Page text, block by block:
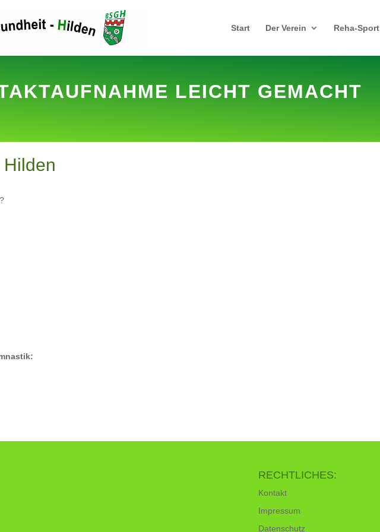
Start Der Verein Reha-Sport
LEICHT GEMACHT
RECHTLICHES:
Kontakt
Impressum
Datenschutz